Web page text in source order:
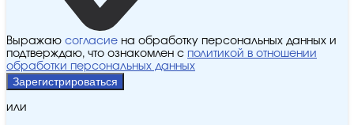
Выражаю согласие на обработку персональных данных и
подтверждаю, что ознакомлен с политикой в отношении
обработки персональных данных
Зарегистрироваться
или